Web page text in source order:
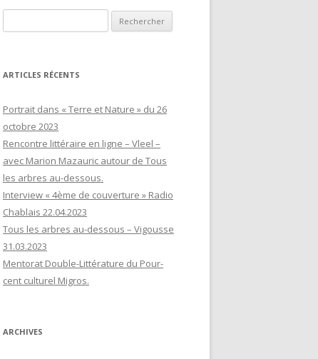
ARTICLES RÉCENTS
Portrait dans « Terre et Nature » du 26
octobre 2023
Rencontre littéraire en ligne – Vleel –
avec Marion Mazauric autour de Tous
les arbres au-dessous.
Interview « 4ème de couverture » Radio
Chablais 22.04.2023
Tous les arbres au-dessous – Vigousse
31.03.2023
Mentorat Double-Littérature du Pour-
cent culturel Migros.
ARCHIVES